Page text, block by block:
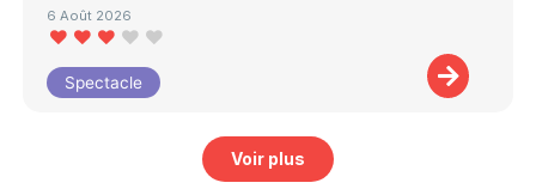
6 Août 2026
Spectacle
Voir plus